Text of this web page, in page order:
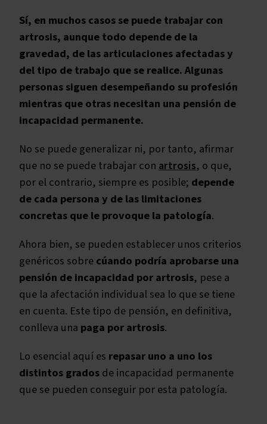
Sí, en muchos casos se puede trabajar con
artrosis, aunque todo depende de la
gravedad, de las articulaciones afectadas y
del tipo de trabajo que se realice. Algunas
personas siguen desempeñando su profesión
mientras que otras necesitan una pensión de
incapacidad permanente.
No se puede generalizar ni, por tanto, afirmar
que no se puede trabajar con artrosis, o que,
por el contrario, siempre es posible; depende
de cada persona y de las limitaciones
concretas que le provoque la patología.
Ahora bien, se pueden establecer unos criterios
genéricos sobrecúando podría aprobarse una
pensión de incapacidad por artrosis, pese a
que la afectación individual sea lo que se tiene
en cuenta. Este tipo de pensión, en definitiva,
conlleva una paga por artrosis.
Lo esencial aquí es repasar uno a uno los
distintos gradosde incapacidad permanente
que se pueden conseguir por esta patología.